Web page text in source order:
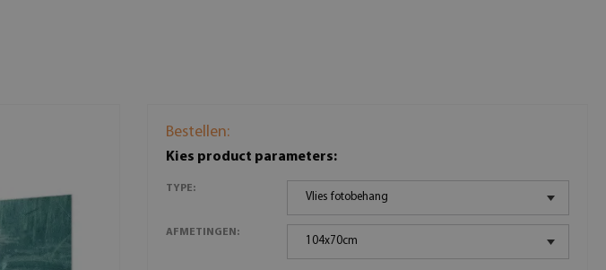
Bestellen:
Kies product parameters:
TYPE:
Vlies fotobehang
AFMETINGEN:
104x70cm